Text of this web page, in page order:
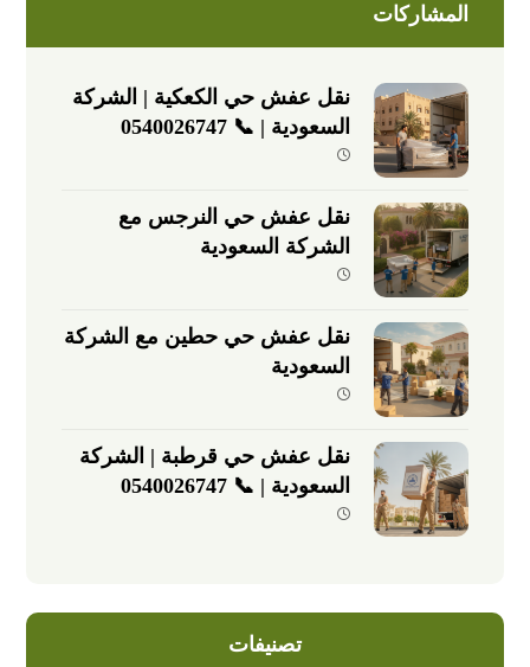
المشاركات
نقل عفش حي الكعكية | الشركة
السعودية | 📞 0540026747
نقل عفش حي النرجس مع
الشركة السعودية
نقل عفش حي حطين مع الشركة
السعودية
نقل عفش حي قرطبة | الشركة
السعودية | 📞 0540026747
تصنيفات